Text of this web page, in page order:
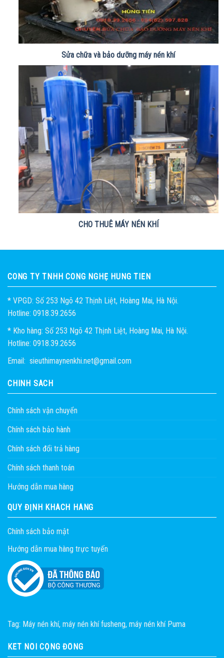
Sửa chữa và bảo dưỡng máy nén khí
CHO THUÊ MÁY NÉN KHÍ
CÔNG TY TNHH CÔNG NGHỆ HÙNG TIẾN
* VPGD: Số 253 Ngõ 42 Thịnh Liệt, Hoàng Mai, Hà Nội.
Hotline: 0918.39.2656
* Kho hàng: Số 253 Ngõ 42 Thịnh Liệt, Hoàng Mai, Hà Nội.
Hotline: 0918.39.2656
Email: sieuthimaynenkhi.net@gmail.com
CHÍNH SÁCH
Chính sách vận chuyển
Chính sách bảo hành
Chính sách đổi trả hàng
Chính sách thanh toán
Hướng dẫn mua hàng
QUY ĐỊNH KHÁCH HÀNG
Chính sách bảo mật
Hướng dẫn mua hàng trực tuyến
Tag: Máy nén khí, máy nén khí fusheng, máy nén khí Puma
KẾT NỐI CỘNG ĐỒNG